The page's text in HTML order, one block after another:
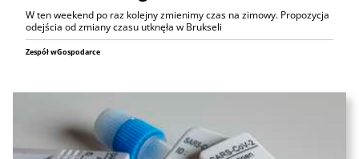
W ten weekend po raz kolejny zmienimy czas na zimowy. Propozycja
odejścia od zmiany czasu utknęła w Brukseli
Zespół wGospodarce